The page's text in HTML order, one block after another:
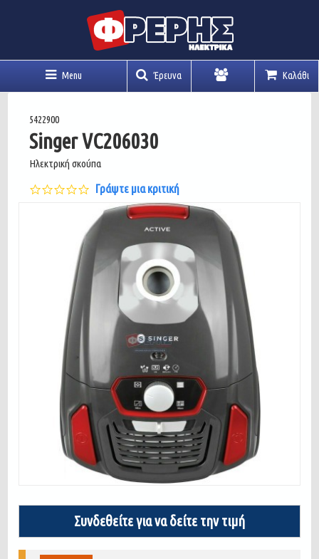
Menu Έρευνα Καλάθι
5422900
Singer VC206030
Ηλεκτρική σκούπα
0.0
star
rating
Γράψτε μια κριτική
Συνδεθείτε για να δείτε την τιμή